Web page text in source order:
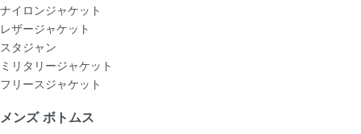
ナイロンジャケット
レザージャケット
スタジャン
ミリタリージャケット
フリースジャケット
メンズ ボトムス